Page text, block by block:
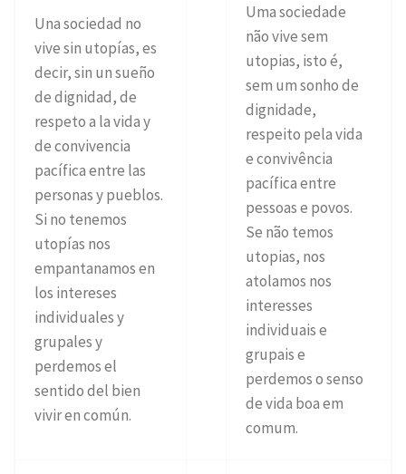
Una sociedad no
vive sin utopías, es
decir, sin un sueño
de dignidad, de
respeto a la vida y
de convivencia
pacífica entre las
personas y pueblos.
Si no tenemos
utopías nos
empantanamos en
los intereses
individuales y
grupales y
perdemos el
sentido del bien
vivir en común.
Uma sociedade
não vive sem
utopias, isto é,
sem um sonho de
dignidade,
respeito pela vida
e convivência
pacífica entre
pessoas e povos.
Se não temos
utopias, nos
atolamos nos
interesses
individuais e
grupais e
perdemos o senso
de vida boa em
comum.